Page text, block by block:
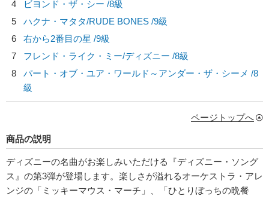
4
ビヨンド・ザ・シー /8級
5
ハクナ・マタタ/RUDE BONES /9級
6
右から2番目の星 /9級
7
フレンド・ライク・ミー/ディズニー /8級
8
パート・オブ・ユア・ワールド～アンダー・ザ・シーメ /8
級
ページトップへ
商品の説明
ディズニーの名曲がお楽しみいただける『ディズニー・ソング
ス』の第3弾が登場します。楽しさが溢れるオーケストラ・アレ
ンジの「ミッキーマウス・マーチ」、「ひとりぼっちの晩餐